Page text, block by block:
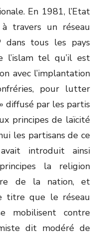
En 1981, l’Etat
travers un réseau
dans tous les pays
l’islam tel qu’il est
avec l’implantation
pour lutter
diffusé par les partis
principes de laïcité
les partisans de ce
introduit ainsi
la religion
de la nation, et
titre que le réseau
mobilisent contre
dit modéré de